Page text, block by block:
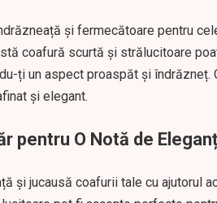
și fermecătoare pentru
coafură scurtă și strălucitoare
ți un aspect proaspăt și
și elegant.
pentru O Notă de
și jucausă coafurii tale cu ajutorul